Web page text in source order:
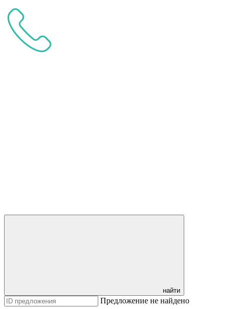
найти
Предложение не найдено